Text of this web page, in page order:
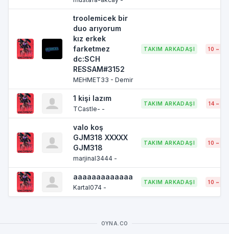
troolemicek bir
duo arıyorum
kız erkek
farketmez
dc:SCH
RESSAM#3152
MEHMET33 - Demir
TAKIM ARKADAŞI 10 ~ 62
1 kişi lazım
TCastle- -
TAKIM ARKADAŞI 14 ~ 62
valo koş
GJM318 XXXXX
GJM318
marjinal3444 -
TAKIM ARKADAŞI 10 ~ 62
aaaaaaaaaaaaa
Kartal074 -
TAKIM ARKADAŞI 10 ~ 62
OYNA.CO